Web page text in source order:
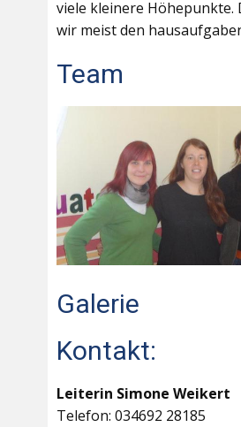
viele kleinere Höhepunkte.
wir meist den
Team
Galerie
Kontakt:
Leiterin Simone Weikert
Telefon: 034692 28185